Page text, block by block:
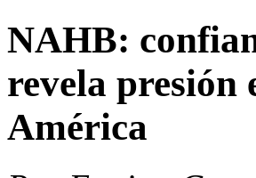
NAHB:
revela presión
América